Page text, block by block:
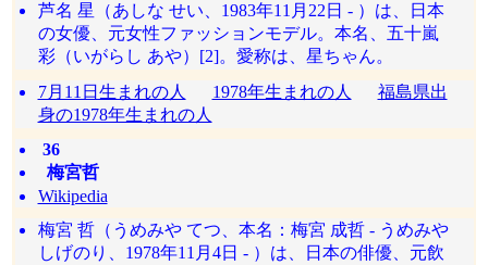
芦名 星（あしな せい、1983年11月22日 - ）は、日本
の女優、元女性ファッションモデル。本名、五十嵐
彩（いがらし あや）[2]。愛称は、星ちゃん。
7月11日生まれの人
1978年生まれの人
福島県出
身の1978年生まれの人
36
梅宮哲
Wikipedia
梅宮 哲（うめみや てつ、本名：梅宮 成哲 - うめみや
しげのり、1978年11月4日 - ）は、日本の俳優、元飲